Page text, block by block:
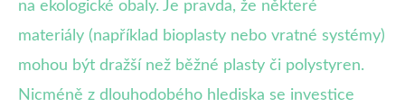
na ekologické obaly. Je pravda, že některé
materiály (například bioplasty nebo vratné systémy)
mohou být dražší než běžné plasty či polystyren.
Nicméně z dlouhodobého hlediska se investice